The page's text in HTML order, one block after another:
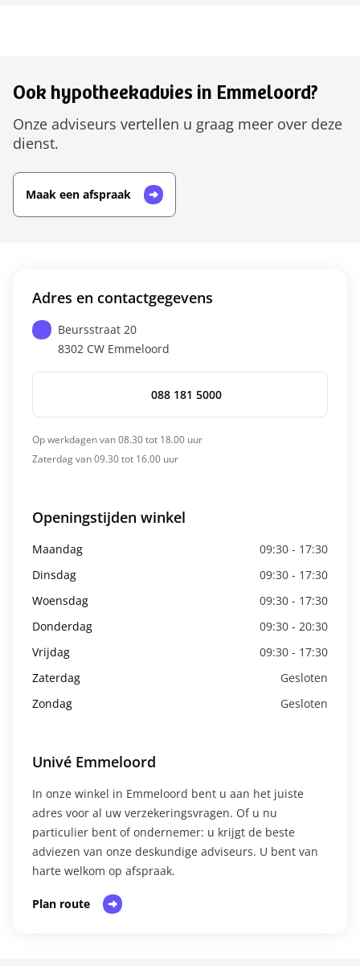
Ook hypotheekadvies in Emmeloord?
Onze adviseurs vertellen u graag meer over deze
dienst.
Maak een afspraak
Adres en contactgegevens
Beursstraat 20
8302 CW Emmeloord
088 181 5000
Op werkdagen van 08.30 tot 18.00 uur
Zaterdag van 09.30 tot 16.00 uur
Openingstijden winkel
Maandag
09:30 - 17:30
Dinsdag
09:30 - 17:30
Woensdag
09:30 - 17:30
Donderdag
09:30 - 20:30
Vrijdag
09:30 - 17:30
Zaterdag
Gesloten
Zondag
Gesloten
Univé Emmeloord
In onze winkel in Emmeloord bent u aan het juiste
adres voor al uw verzekeringsvragen. Of u nu
particulier bent of ondernemer: u krijgt de beste
adviezen van onze deskundige adviseurs. U bent van
harte welkom op afspraak.​
Plan route